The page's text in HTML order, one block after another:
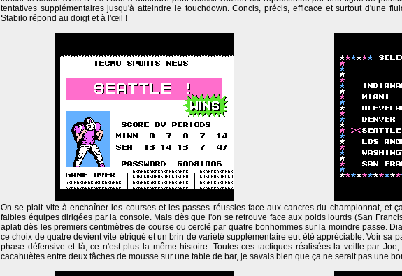
tentatives supplémentaires jusqu'à atteindre le touchdown. Concis, précis, efficace et surtout d'une
Stabilo répond au doigt et à l'œil !
On se plait vite à enchaîner les courses et les passes réussies face aux cancres du championnat, et
faibles équipes dirigées par la console. Mais dès que l'on se retrouve face aux poids lourds (San
aplati dès les premiers centimètres de course ou cerclé par quatre bonhommes sur la moindre passe.
ce choix de quatre devient vite étriqué et un brin de variété supplémentaire eut été appréciable. Voir sa
phase défensive et là, ce n'est plus la même histoire. Toutes ces tactiques réalisées la veille par
cacahuètes entre deux tâches de mousse sur une table de bar, je savais bien que ça ne serait pas une